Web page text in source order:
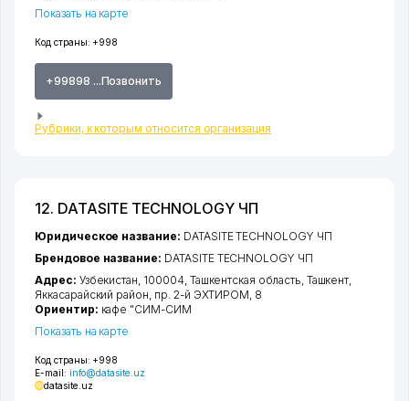
Код страны: +998
+99898 ...Позвонить
Рубрики, к которым относится организация
Показать на карте
12. DATASITE TECHNOLOGY ЧП
Код страны: +998
E-mail: info@datasite.uz
datasite.uz
Юридическое название: DATASITE TECHNOLOGY ЧП
Брендовое название: DATASITE TECHNOLOGY ЧП
Адрес: Узбекистан, 100004, Ташкентская область, Ташкент,
Яккасарайский район, пр. 2-й ЭХТИРОМ, 8
Ориентир: кафе "СИМ-СИМ
Показать на карте